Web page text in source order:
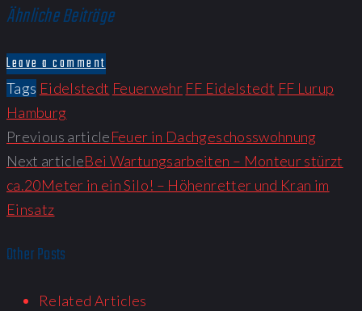
Ähnliche Beiträge
Leave a comment
Tags Eidelstedt Feuerwehr FF Eidelstedt FF Lurup
Hamburg
Previous articleFeuer in Dachgeschosswohnung
Next articleBei Wartungsarbeiten – Monteur stürzt
ca.20Meter in ein Silo! – Höhenretter und Kran im
Einsatz
Other Posts
Related Articles